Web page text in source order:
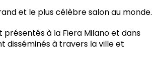
et le plus célèbre salon au monde.
présentés à la Fiera Milano et dans
disséminés à travers la ville et